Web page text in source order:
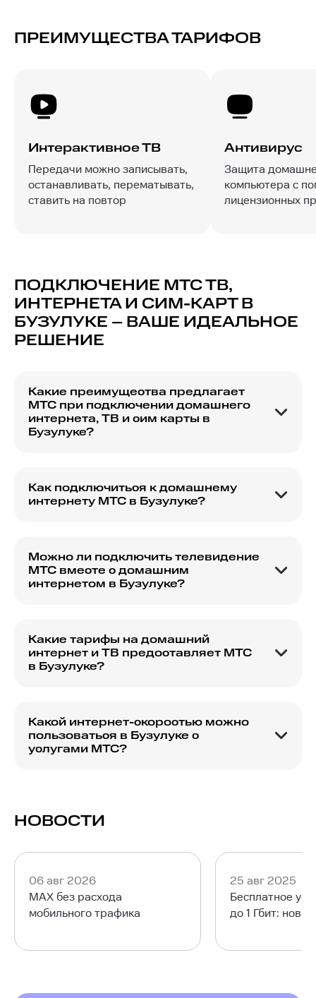
ПРЕИМУЩЕСТВА ТАРИФОВ
Интерактивное ТВ
Передачи можно записывать,
останавливать, перематывать,
ставить на повтор
Антивирус
Защита
компьютера с
лицензионных
ПОДКЛЮЧЕНИЕ МТС ТВ,
ИНТЕРНЕТА И СИМ-КАРТ В
БУЗУЛУКЕ – ВАШЕ ИДЕАЛЬНОЕ
РЕШЕНИЕ
Какие преимущества предлагает
МТС при подключении домашнего
интернета, ТВ и сим карты в
Бузулуке?
технологиями связи, а также получить
выгодные условия по тарифам.
Как подключиться к домашнему
интернету МТС в Бузулуке?
доступных тарифов и сроков подключения.
Можно ли подключить телевидение
МТС вместе с домашним
интернетом в Бузулуке?
Какие тарифы на домашний
интернет и ТВ предоставляет МТС
в Бузулуке?
скорость интернета и количество доступных
каналов цифрового ТВ.
Какой интернет-скоростью можно
пользоваться в Бузулуке с
услугами МТС?
НОВОСТИ
06 авг 2026
MAX без расхода
мобильного трафика
25 авг 2025
Бесплатное
до 1 Гбит: